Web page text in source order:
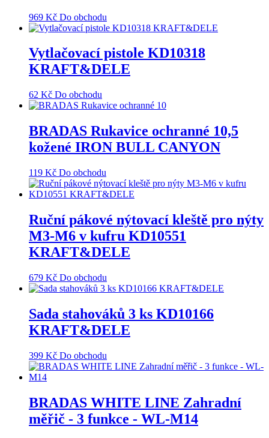
969 Kč Do obchodu
Vytlačovací pistole KD10318
KRAFT&DELE
62 Kč Do obchodu
BRADAS Rukavice ochranné 10,5
kožené IRON BULL CANYON
119 Kč Do obchodu
Ruční pákové nýtovací kleště pro nýty
M3-M6 v kufru KD10551
KRAFT&DELE
679 Kč Do obchodu
Sada stahováků 3 ks KD10166
KRAFT&DELE
399 Kč Do obchodu
BRADAS WHITE LINE Zahradní
měřič - 3 funkce - WL-M14